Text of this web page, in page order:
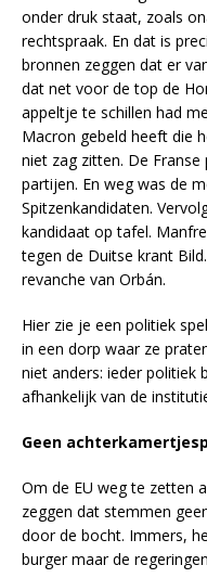
onder druk staat, zoals
rechtspraak. En dat is
bronnen zeggen dat er
dat net voor de top de
appeltje te schillen had
Macron gebeld heeft die
niet zag zitten. De
partijen. En weg was de
Spitzenkandidaten.
kandidaat op tafel.
tegen de Duitse krant
revanche van Orbán.
Hier zie je een politiek
in een dorp waar ze
niet anders: ieder politiek
afhankelijk van de
Geen
Om de EU weg te zetten
zeggen dat stemmen
door de bocht. Immers,
burger maar de